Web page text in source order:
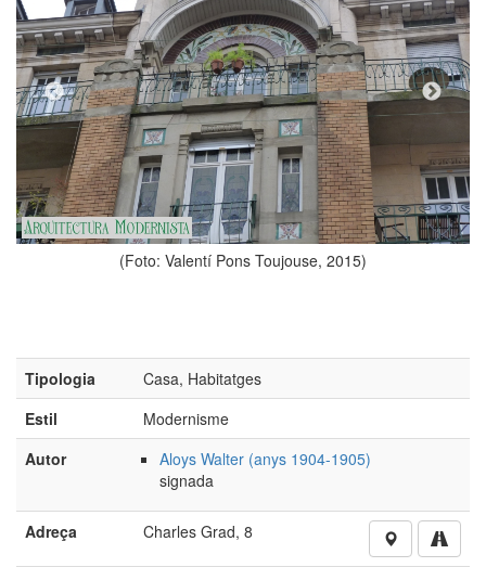
Toujouse, 2015)
(Foto: Valentí Pons
Tipologia
Casa, Habitatges
Modernisme
Autor
Aloys Walter (anys 1904-1905)
signada